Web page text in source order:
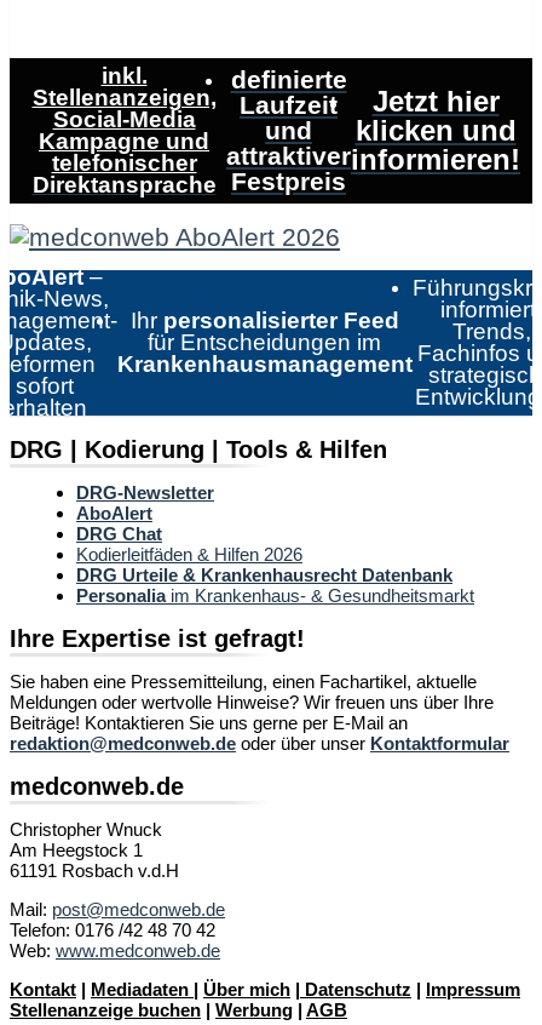
inkl.
Stellenanzeigen,
Social-Media
Kampagne und
telefonischer
Direktansprache
definierte
Laufzeit
und
attraktiver
Festpreis
Jetzt hier
klicken und
informieren!
–
News,
sofort
erhalten
Ihr personalisierter Feed
für Entscheidungen im
Krankenhausmanagement
informiert:
Trends,
Fachinfos
DRG | Kodierung | Tools & Hilfen
DRG-Newsletter
AboAlert
DRG Chat
Kodierleitfäden & Hilfen 2026
DRG Urteile & Krankenhausrecht Datenbank
Personaliaim Krankenhaus- & Gesundheitsmarkt
Ihre Expertise ist gefragt!
Sie haben eine Pressemitteilung, einen Fachartikel, aktuelle
Meldungen oder wertvolle Hinweise? Wir freuen uns über Ihre
Beiträge! Kontaktieren Sie uns gerne per E-Mail an
redaktion@medconweb.de oder über unser Kontaktformular
medconweb.de
Christopher Wnuck
Am Heegstock 1
61191 Rosbach v.d.H
Mail: post@medconweb.de
Telefon: 0176 /42 48 70 42
Web: www.medconweb.de
Kontakt | Mediadaten | Über mich | Datenschutz | Impressum
Stellenanzeige buchen | Werbung | AGB